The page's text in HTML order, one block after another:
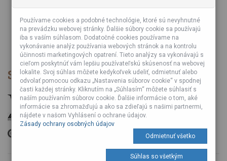
Partnerské predajne
Testy výrobkov
Ekológia
Veľkoobchod
Spôsob platby
Používame cookies a podobné technológie, ktoré sú nevyhnutné
na prevádzku webovej stránky. Ďalšie súbory cookie sa používajú
iba s vaším súhlasom. Dodatočné cookies používame na
vykonávanie analýz používania webových stránok a na kontrolu
účinnosti marketingových opatrení. Tieto analýzy sa vykonávajú s
cieľom poskytnúť vám lepšiu používateľskú skúsenosť na webovej
lokalite. Svoj súhlas môžete kedykoľvek udeliť, odmietnuť alebo
odvolať pomocou odkazu „Nastavenia súborov cookie“ v spodnej
časti každej stránky. Kliknutím na „Súhlasím“ môžete súhlasiť s
naším používaním súborov cookie. Ďalšie informácie o tom, aké
informácie sa zhromažďujú a ako sa zdieľajú s našimi partnermi,
nájdete v našom Vyhlásení o ochrane údajov.
Zásady ochrany osobných údajov
Odmietnuť všetko
Súhlas so všetkým